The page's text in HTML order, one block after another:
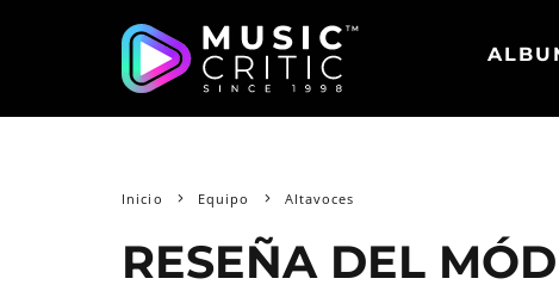
Inicio Equipo Altavoces
RESEÑA DEL